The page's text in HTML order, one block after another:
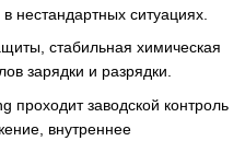
нестандартных ситуациях.
стабильная химическая
зарядки и разрядки.
проходит заводской контроль
внутреннее